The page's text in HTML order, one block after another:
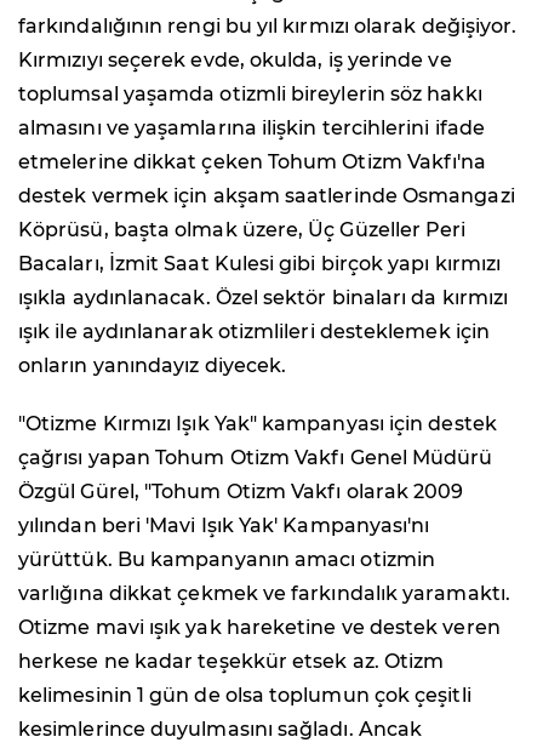
farkındalığının rengi bu yıl kırmızı olarak değişiyor.
Kırmızıyı seçerek evde, okulda, iş yerinde ve
toplumsal yaşamda otizmli bireylerin söz hakkı
almasını ve yaşamlarına ilişkin tercihlerini ifade
etmelerine dikkat çeken Tohum Otizm Vakfı'na
destek vermek için akşam saatlerinde Osmangazi
Köprüsü, başta olmak üzere, Üç Güzeller Peri
Bacaları, İzmit Saat Kulesi gibi birçok yapı kırmızı
ışıkla aydınlanacak. Özel sektör binaları da kırmızı
ışık ile aydınlanarak otizmlileri desteklemek için
onların yanındayız diyecek.
"Otizme Kırmızı Işık Yak" kampanyası için destek
çağrısı yapan Tohum Otizm Vakfı Genel Müdürü
Özgül Gürel, "Tohum Otizm Vakfı olarak 2009
yılından beri 'Mavi Işık Yak' Kampanyası'nı
yürüttük. Bu kampanyanın amacı otizmin
varlığına dikkat çekmek ve farkındalık yaramaktı.
Otizme mavi ışık yak hareketine ve destek veren
herkese ne kadar teşekkür etsek az. Otizm
kelimesinin 1 gün de olsa toplumun çok çeşitli
kesimlerince duyulmasını sağladı. Ancak